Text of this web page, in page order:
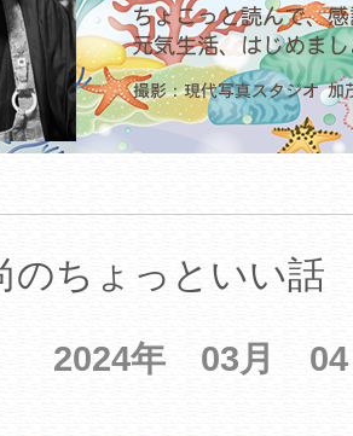
のちょっといい話
2024年 03月